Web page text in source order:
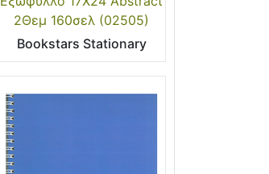
2Θεμ 160σελ (02505)
Bookstars Stationary